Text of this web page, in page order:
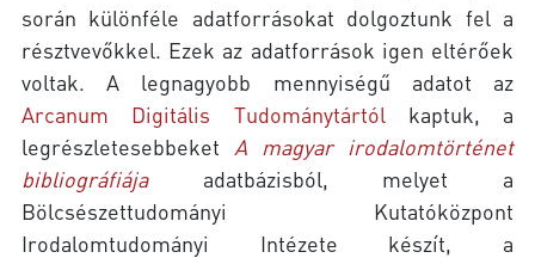
során különféle adatforrásokat dolgoztunk fel a
résztvevőkkel. Ezek az adatforrások igen eltérőek
voltak. A legnagyobb mennyiségű adatot az
Arcanum Digitális Tudománytártól kaptuk, a
legrészletesebbeket A magyar irodalomtörténet
bibliográfiája
adatbázisból, melyet a
Bölcsészettudományi Kutatóközpont
Irodalomtudományi Intézete készít, a